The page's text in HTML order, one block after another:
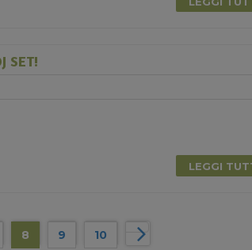
SET!
LEGGI
8 9 10